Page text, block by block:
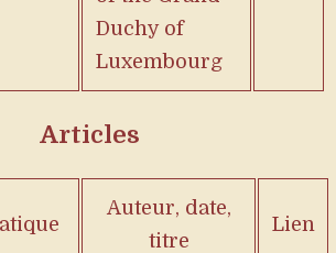
Duchy of
Luxembourg
Articles
Auteur, date,
titre
Lien